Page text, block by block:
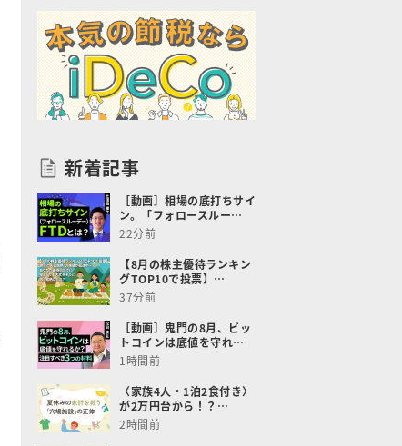
新着記事
［動画］相場の底打ちサイ
ン。「フォロースルー…
22分前
【8月の株主優待ランキン
グTOP10で投票】…
37分前
［動画］鬼門の8月、ビッ
トコインは底値を守れ…
1時間前
〈家族4人・1泊2食付き〉
が2万円台から！？…
2時間前